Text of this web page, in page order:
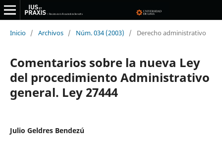
Inicio / Archivos / Núm. 034 (2003) / Derecho administrativo
Comentarios sobre la nueva Ley
del procedimiento Administrativo
general. Ley 27444
Julio Geldres Bendezú